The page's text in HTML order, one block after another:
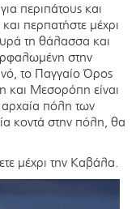
περιπάτους και
περπατήστε μέχρι
τη θάλασσα και
στην
το Παγγαίο Όρος
και Μεσορόπη είναι
πόλη των
κοντά στην πόλη, θα
μέχρι την Καβάλα.